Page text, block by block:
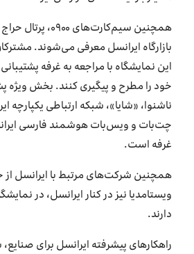
همچنین سیم‌کارت‌های
بازارگاه ایرانسل معرفی می‌شوند.
این نمایشگاه با مراجعه به غرفه
خود را مطرح و پیگیری کنند. بخش ویژه
ناشنوا، «شایا»، شبکه ارتباطی یکپارچه
چت‌بات و ویس‌بات هوشمند فارسی
غرفه است.
همچنین شرکت‌های مرتبط با ایرانسل
ویستامدیا نیز در کنار ایرانسل، در
دارند.
راهکارهای پیشرفته ایرانسل برای